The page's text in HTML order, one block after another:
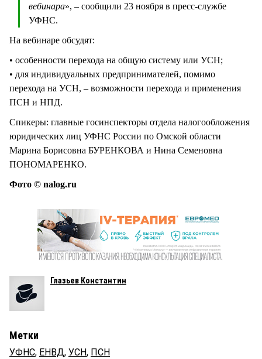
вебинара», – сообщили 23 ноября в пресс-службе
УФНС.
На вебинаре обсудят:
• особенности перехода на общую систему или УСН;
• для индивидуальных предпринимателей, помимо
перехода на УСН, – возможности перехода и применения
ПСН и НПД.
Спикеры: главные госинспекторы отдела налогообложения
юридических лиц УФНС России по Омской области
Марина Борисовна БУРЕНКОВА и Нина Семеновна
ПОНОМАРЕНКО.
Фото © nalog.ru
Глазьев Константин
Метки
УФНС, ЕНВД, УСН, ПСН